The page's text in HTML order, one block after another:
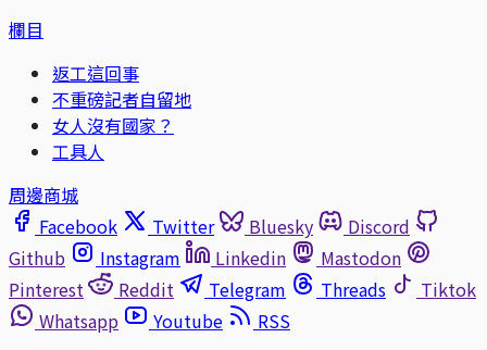
欄目
返工這回事
不重磅記者自留地
女人沒有國家？
工具人
周邊商城
Facebook
Twitter Bluesky
Discord
Github
Instagram Linkedin
Mastodon
Pinterest
Reddit Telegram Threads
Tiktok
Whatsapp
Youtube
RSS